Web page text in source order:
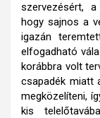
szervezésért,
hogy sajnos a
igazán
elfogadható
korábbra volt
csapadék miatt
megközelíteni,
kis